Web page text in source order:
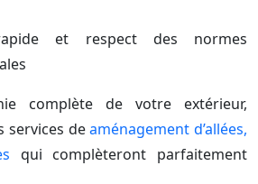
et respect des normes
complète de votre extérieur,
services deaménagement d’allées,
qui complèteront parfaitement